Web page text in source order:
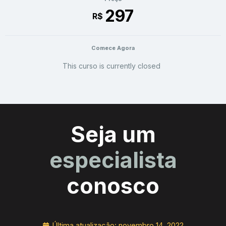
R$ 297
Comece Agora
This curso is currently closed
Seja um
especialista
conosco